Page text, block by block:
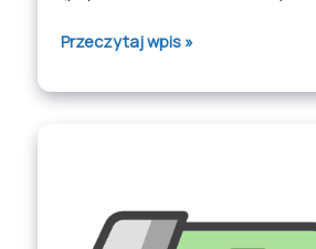
Przeczytaj wpis »